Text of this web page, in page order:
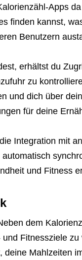
Apps
finden kannst,
Benutzern
erhältst du
zu
und dich über
für deine
Integration mit
und Fitness
dem
Fitnessziele
Mahlzeiten